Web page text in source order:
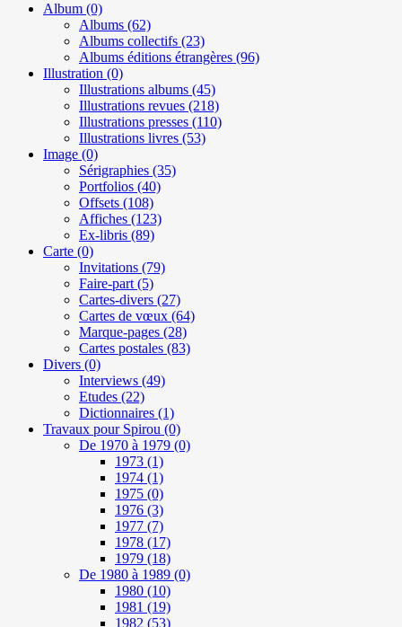
Album (0)
Albums (62)
Albums collectifs (23)
Albums éditions étrangères (96)
Illustration (0)
Illustrations albums (45)
Illustrations revues (218)
Illustrations presses (110)
Illustrations livres (53)
Image (0)
Sérigraphies (35)
Portfolios (40)
Offsets (108)
Affiches (123)
Ex-libris (89)
Carte (0)
Invitations (79)
Faire-part(5)
Cartes-divers (27)
Cartes de vœux (64)
Marque-pages (28)
Cartes postales (83)
Divers (0)
Interviews (49)
Etudes (22)
Dictionnaires (1)
Travaux pour Spirou (0)
De 1970 à 1979 (0)
1973 (1)
1974 (1)
1975 (0)
1976 (3)
1977 (7)
1978 (17)
1979 (18)
De 1980 à 1989 (0)
1980 (10)
1981 (19)
1982 (53)